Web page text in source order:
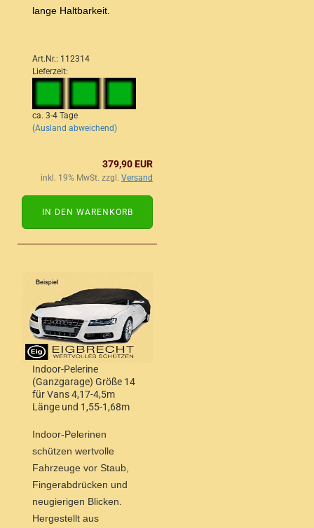
lange Haltbarkeit.
Art.Nr.: 112314
Lieferzeit:
ca. 3-4 Tage
(Ausland abweichend)
379,90 EUR
inkl. 19% MwSt. zzgl. Versand
IN DEN WARENKORB
Indoor-Pelerine
(Ganzgarage) Größe 14
für Vans 4,17-4,5m
Länge und 1,55-1,68m
Indoor-Pelerinen
schützen wertvolle
Fahrzeuge vor Staub,
Fingerabdrücken und
neugierigen Blicken.
Hergestellt aus